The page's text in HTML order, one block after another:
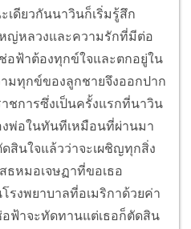
เดียวกันนาวินก็เริ่มรู้สึก
ญ่หลวงและความรักที่มีต่อ
อฟ้าต้องทุกข์ใจและตกอยู่ใน
มทุกข์ของลูกชายจึงออกปาก
ชการซึ่งเป็นครั้งแรกที่นาวิน
พ่อในทันทีเหมือนที่ผ่านมา
สินใจแล้วว่าจะเผชิญทุกสิ่ง
ธหมอเจษฏาที่ขอเธอ
รงพยาบาลที่อเมริกาด้วยค่า
ฟ้าจะทัดทานแต่เธอก็ตัดสิน